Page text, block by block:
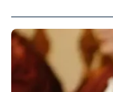
termen clar”